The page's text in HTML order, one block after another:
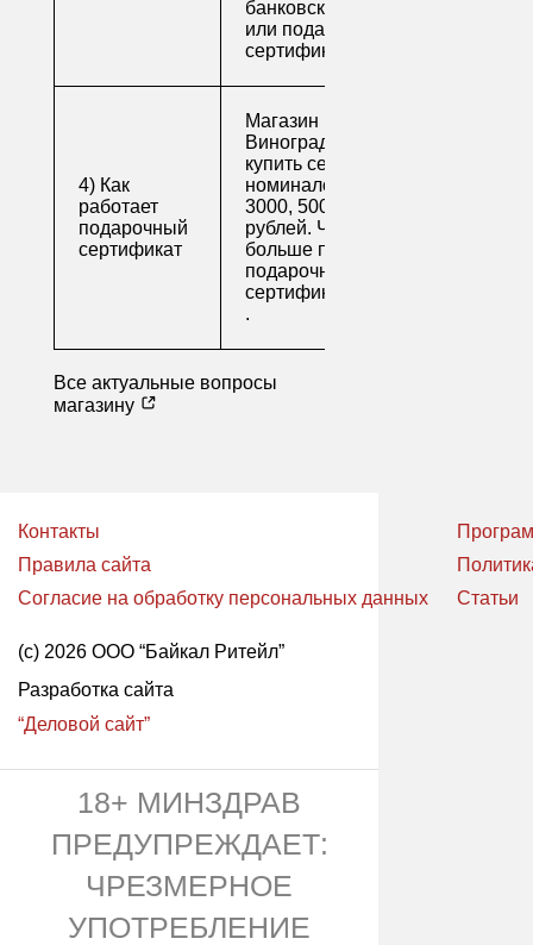
банковской картой
или подарочным
сертификатом.
4) Как
работает
подарочный
сертификат
Магазин напитков
Виноград предлагает
купить сертификаты
номиналом 500, 1000,
3000, 5000 и 10000
рублей. Читайте
больше про
подарочные
сертификаты
.
Все актуальные вопросы
магазину
Контакты
Правила сайта
Согласие на обработку персональных данных
Статьи
(с) 2026 ООО “Байкал Ритейл”
Разработка сайта
“Деловой сайт”
18+ МИНЗДРАВ
ПРЕДУПРЕЖДАЕТ:
ЧРЕЗМЕРНОЕ
УПОТРЕБЛЕНИЕ